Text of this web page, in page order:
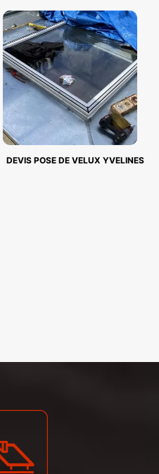
DEVIS POSE DE VELUX YVELINES